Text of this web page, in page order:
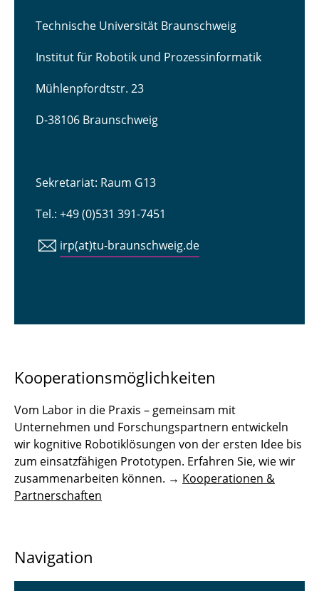
Technische Universität Braunschweig
Institut für Robotik und Prozessinformatik
Mühlenpfordtstr. 23
D-38106 Braunschweig
Sekretariat: Raum G13
Tel.: +49 (0)531 391-7451
irp(at)tu-braunschweig.de
Kooperationsmöglichkeiten
Vom Labor in die Praxis – gemeinsam mit
Unternehmen und Forschungspartnern entwickeln
wir kognitive Robotiklösungen von der ersten Idee bis
zum einsatzfähigen Prototypen. Erfahren Sie, wie wir
zusammenarbeiten können. → Kooperationen &
Partnerschaften
Navigation